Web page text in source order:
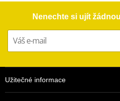
Nenechte si ujít
Užitečné informace